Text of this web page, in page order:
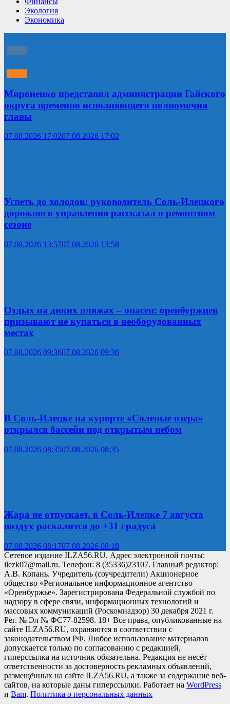
Экология
Экономика
Мироненко представил администрации Гайского
округа временно исполняющего полномочия
главы
07.08.2026 17:0207.08.2026 17:02
Успеть до холодов: руководитель Соль-Илецкого
дорожного управления рассказал о ремонтном
сезоне
07.08.2026 13:5707.08.2026 13:58
Отдых на диких пляжах – опасен: оренбуржцев
призывают не купаться в необорудованных
местах
07.08.2026 09:3607.08.2026 09:36
В Соль-Илецке на курорте «Соленые озера»
открылся бассейн под открытым небом
07.08.2026 08:3507.08.2026 08:35
Жара не отпускает, в Соль-Илецке 7 августа
воздух раскалится до +31 градуса
07.08.2026 08:1707.08.2026 08:18
Сетевое издание ILZA56.RU. Адрес электронной почты:
ilezk07@mail.ru. Телефон: 8 (35336)23107. Главный редактор:
А.В. Копань. Учредитель (соучредители) Акционерное
общество «Региональное информационное агентство
«Оренбуржье». Зарегистрирована Федеральной службой по
надзору в сфере связи, информационных технологий и
массовых коммуникаций (Роскомнадзор) 30 декабря 2021 г.
Рег. № Эл № ФС77-82598. 18+ Все права, опубликованные на
сайте ILZA56.RU, охраняются в соответствии с
законодательством РФ. Любое использование материалов
допускается только по согласованию с редакцией,
гиперссылка на источник обязательна. Редакция не несёт
ответственности за достоверность рекламных объявлений,
размещённых на сайте ILZA56.RU, а также за содержание веб-
сайтов, на которые даны гиперссылки. Работает на WordPress
и Bam. Политика о персональных данных